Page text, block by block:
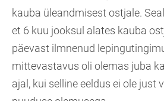
kauba üleandmisest ostjale.
et 6 kuu jooksul alates kauba
päevast ilmnenud
mittevastavus oli olemas juba
ajal, kui selline eeldus ei ole just